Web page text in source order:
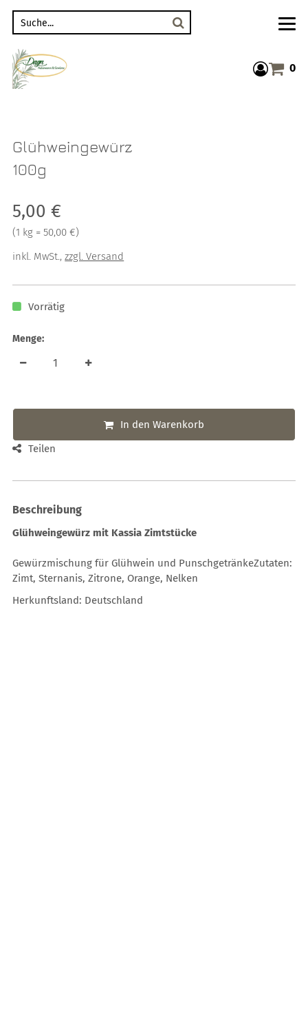
0
Glühweingewürz
100g
Verkaufspreis: 5,00 €
5,00 €
Preis pro 1 kg = 50,00 €
(1 kg = 50,00 €)
inkl. MwSt.,zzgl. Versand
Vorrätig
Menge:
In den Warenkorb
Teilen
Beschreibung
Glühweingewürz mit Kassia Zimtstücke
Gewürzmischung für Glühwein und PunschgetränkeZutaten:
Zimt, Sternanis, Zitrone, Orange, Nelken
Herkunftsland: Deutschland